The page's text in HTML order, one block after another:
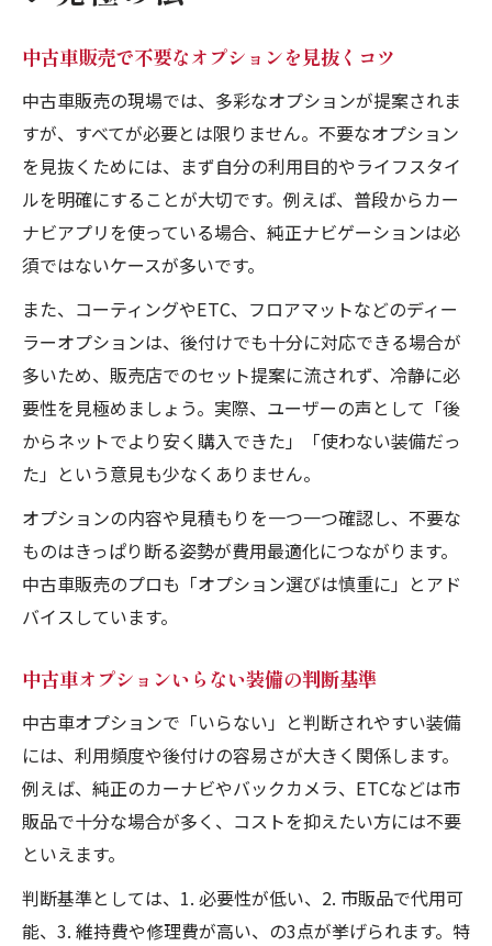
中古車販売で不要なオプションを見抜くコツ
中古車販売の現場では、多彩なオプションが提案されま
すが、すべてが必要とは限りません。不要なオプション
を見抜くためには、まず自分の利用目的やライフスタイ
ルを明確にすることが大切です。例えば、普段からカー
ナビアプリを使っている場合、純正ナビゲーションは必
須ではないケースが多いです。
また、コーティングやETC、フロアマットなどのディー
ラーオプションは、後付けでも十分に対応できる場合が
多いため、販売店でのセット提案に流されず、冷静に必
要性を見極めましょう。実際、ユーザーの声として「後
からネットでより安く購入できた」「使わない装備だっ
た」という意見も少なくありません。
オプションの内容や見積もりを一つ一つ確認し、不要な
ものはきっぱり断る姿勢が費用最適化につながります。
中古車販売のプロも「オプション選びは慎重に」とアド
バイスしています。
中古車オプションいらない装備の判断基準
中古車オプションで「いらない」と判断されやすい装備
には、利用頻度や後付けの容易さが大きく関係します。
例えば、純正のカーナビやバックカメラ、ETCなどは市
販品で十分な場合が多く、コストを抑えたい方には不要
といえます。
判断基準としては、1. 必要性が低い、2. 市販品で代用可
能、3. 維持費や修理費が高い、の3点が挙げられます。特